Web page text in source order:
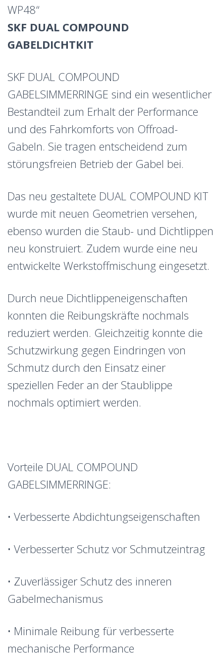
WP48“
SKF DUAL COMPOUND
GABELDICHTKIT
SKF DUAL COMPOUND
GABELSIMMERRINGE sind ein wesentlicher
Bestandteil zum Erhalt der Performance
und des Fahrkomforts von Offroad-
Gabeln. Sie tragen entscheidend zum
störungsfreien Betrieb der Gabel bei.
Das neu gestaltete DUAL COMPOUND KIT
wurde mit neuen Geometrien versehen,
ebenso wurden die Staub- und Dichtlippen
neu konstruiert. Zudem wurde eine neu
entwickelte Werkstoffmischung eingesetzt.
Durch neue Dichtlippeneigenschaften
konnten die Reibungskräfte nochmals
reduziert werden. Gleichzeitig konnte die
Schutzwirkung gegen Eindringen von
Schmutz durch den Einsatz einer
speziellen Feder an der Staublippe
nochmals optimiert werden.
Vorteile DUAL COMPOUND
GABELSIMMERRINGE:
• Verbesserte Abdichtungseigenschaften
• Verbesserter Schutz vor Schmutzeintrag
• Zuverlässiger Schutz des inneren
Gabelmechanismus
• Minimale Reibung für verbesserte
mechanische Performance